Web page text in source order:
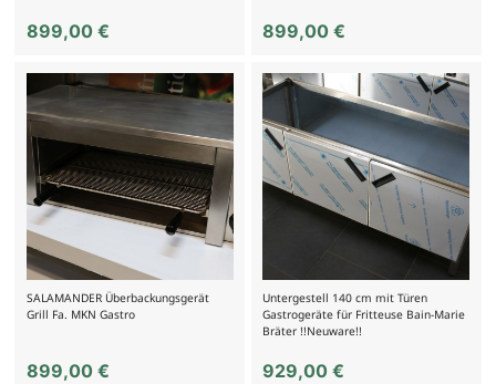
899,00 € 899,00€
SALAMANDER Überbackungsgerät
Grill Fa. MKN Gastro
899,00 €
Untergestell 140 cm mit Türen
Gastrogeräte für Fritteuse Bain-Marie
Bräter !!Neuware!!
929,00€